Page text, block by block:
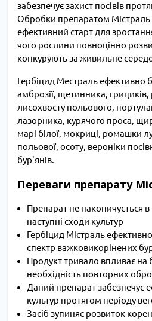
забезпечує захист посівів
Обробки препаратом Містраль
ефективний старт для
чого рослини повноцінно
конкурують за живильне
Гербіцид Местраль ефективно
амброзії, щетинника,
лисохвосту польового,
лазорника, курячого проса,
марі білої, мокриці, ромашки
польової, осоту, вероніки
бур'янів.
Переваги препарату
Препарат не накопичується в
наступні сходи культур
Гербіцид Містраль
спектр важковикорінених
Продукт тривало впливає
необхідність повторних
Даний препарат забезпечує
культур протягом періоду
Засіб зупиняє розвиток